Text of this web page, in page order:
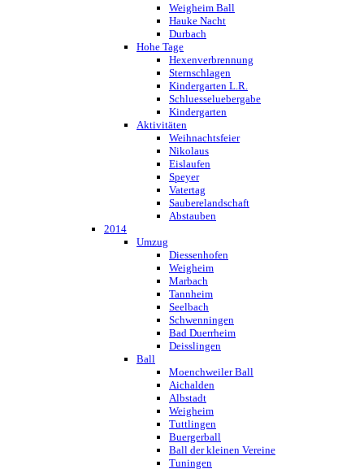
Weigheim Ball
Hauke Nacht
Durbach
Hohe Tage
Hexenverbrennung
Sternschlagen
Kindergarten L.R.
Schluesseluebergabe
Kindergarten
Aktivitäten
Weihnachtsfeier
Nikolaus
Eislaufen
Speyer
Vatertag
Sauberelandschaft
Abstauben
2014
Umzug
Diessenhofen
Weigheim
Marbach
Tannheim
Seelbach
Schwenningen
Bad Duerrheim
Deisslingen
Ball
Moenchweiler Ball
Aichalden
Albstadt
Weigheim
Tuttlingen
Buergerball
Ball der kleinen Vereine
Tuningen